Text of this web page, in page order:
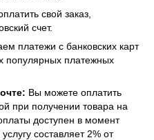
свой заказ,
счет.
платежи с банковских карт
популярных платежных
Вы можете оплатить
при получении товара на
доступен в момент
составляет 2% от